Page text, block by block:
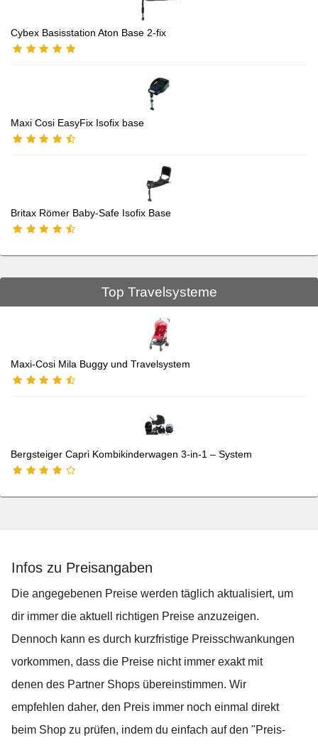
Cybex Basisstation Aton Base 2-fix
Maxi Cosi EasyFix Isofix base
Britax Römer Baby-Safe Isofix Base
Top Travelsysteme
Maxi-Cosi Mila Buggy und Travelsystem
Bergsteiger Capri Kombikinderwagen 3-in-1 – System
Infos zu Preisangaben
Die angegebenen Preise werden täglich aktualisiert, um
dir immer die aktuell richtigen Preise anzuzeigen.
Dennoch kann es durch kurzfristige Preisschwankungen
vorkommen, dass die Preise nicht immer exakt mit
denen des Partner Shops übereinstimmen. Wir
empfehlen daher, den Preis immer noch einmal direkt
beim Shop zu prüfen, indem du einfach auf den "Preis-